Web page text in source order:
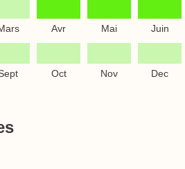
Avr Mai Juin
Oct Nov Dec